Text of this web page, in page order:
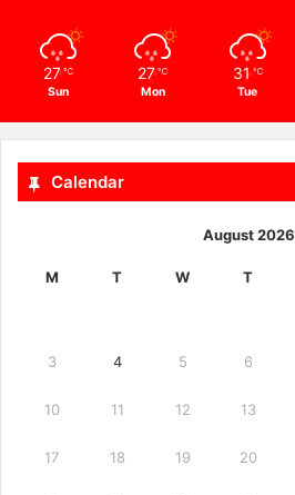
27 ℃
Sun
27 ℃
Mon
31 ℃
Tue
Calendar
August 2026
M T W T
3 4 5 6
10 11 12 13
17 18 19 20